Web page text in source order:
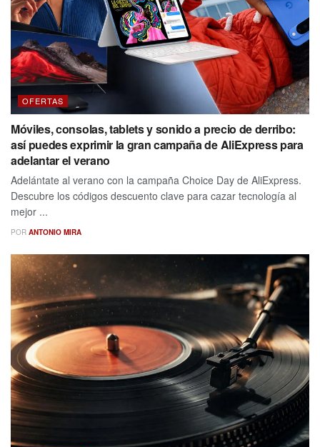
OFERTAS
Móviles, consolas, tablets y sonido a precio de derribo:
así puedes exprimir la gran campaña de AliExpress para
adelantar el verano
Adelántate al verano con la campaña Choice Day de AliExpress.
Descubre los códigos descuento clave para cazar tecnología al
mejor ...
POR ANTONIO MIRA